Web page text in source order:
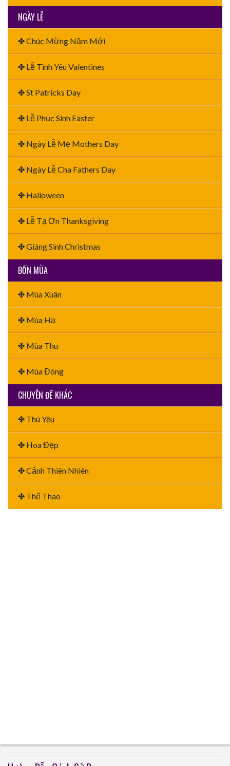
NGÀY LỄ
✤ Chúc Mừng Năm Mới
✤ Lễ Tình Yêu Valentines
✤ St Patricks Day
✤ Lễ Phục Sinh Easter
✤ Ngày Lễ Mẹ Mothers Day
✤ Ngày Lễ Cha Fathers Day
✤ Halloween
✤ Lễ Tạ Ơn Thanksgiving
✤ Giáng Sinh Christmas
BỐN MÙA
✤ Mùa Xuân
✤ Mùa Hạ
✤ Mùa Thu
✤ Mùa Đông
CHUYÊN ĐỀ KHÁC
✤ Thú Yêu
✤ Hoa Đẹp
✤ Cảnh Thiên Nhiên
✤ Thể Thao